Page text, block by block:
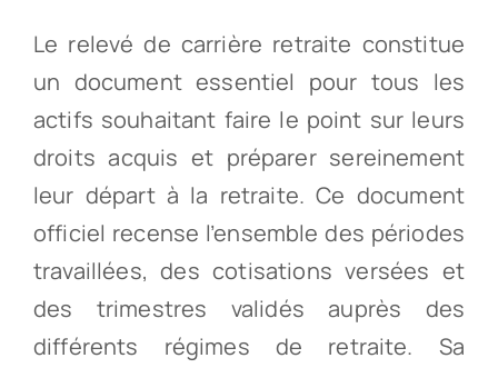
Actualités
Contact
Le relevé de carrière retraite constitue
un document essentiel pour tous les
actifs souhaitant faire le point sur leurs
droits acquis et préparer sereinement
leur départ à la retraite. Ce document
officiel recense l’ensemble des périodes
travaillées, des cotisations versées et
des trimestres validés auprès des
différents régimes de retraite. Sa